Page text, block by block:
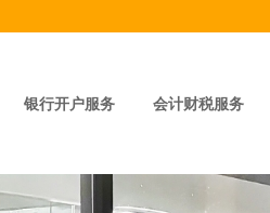
银行开户服务 会计财税服务